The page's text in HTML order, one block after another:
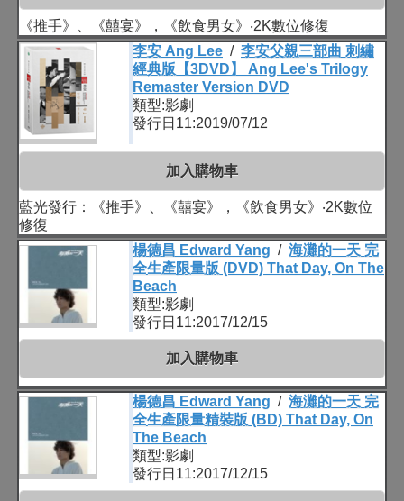
《推手》、《囍宴》，《飲食男女》‧2K數位修復
李安 Ang Lee / 李安父親三部曲 刺繡
經典版【3DVD】 Ang Lee's Trilogy
Remaster Version DVD
類型:影劇
發行日11:2019/07/12
加入購物車
藍光發行：《推手》、《囍宴》，《飲食男女》‧2K數位
修復
楊德昌 Edward Yang / 海灘的一天 完
全生產限量版 (DVD) That Day, On The
Beach
類型:影劇
發行日11:2017/12/15
加入購物車
楊德昌 Edward Yang / 海灘的一天 完
全生產限量精裝版 (BD) That Day, On
The Beach
類型:影劇
發行日11:2017/12/15